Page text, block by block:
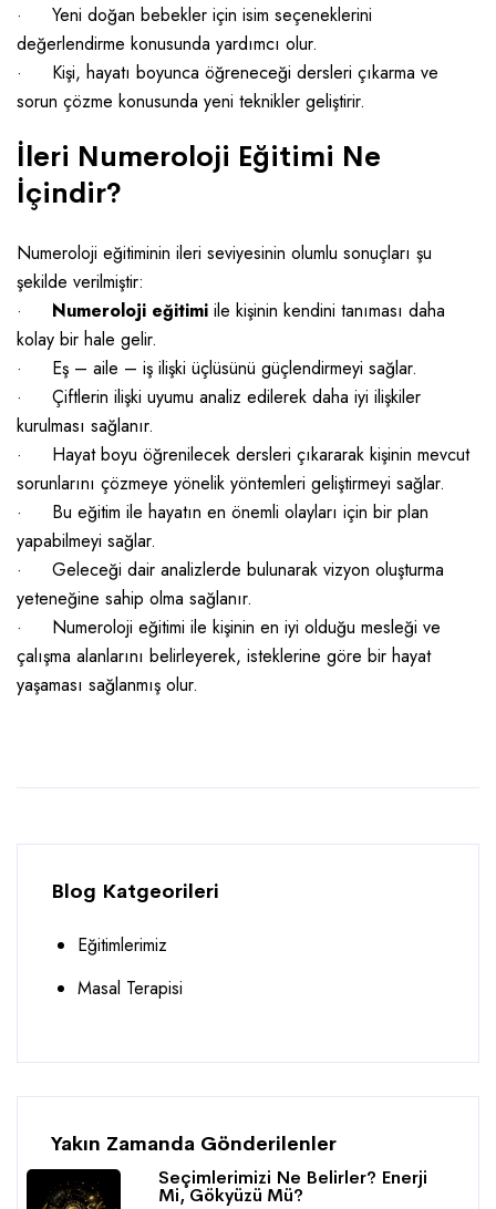
·
Yeni doğan bebekler için isim seçeneklerini
değerlendirme konusunda yardımcı olur.
·
Kişi, hayatı boyunca öğreneceği dersleri çıkarma ve
sorun çözme konusunda yeni teknikler geliştirir.
İleri Numeroloji Eğitimi Ne
İçindir?
Numeroloji eğitiminin ileri seviyesinin olumlu sonuçları şu
şekilde verilmiştir:
·
Numeroloji eğitimi ile kişinin kendini tanıması daha
kolay bir hale gelir.
·
Eş – aile – iş ilişki üçlüsünü güçlendirmeyi sağlar.
·
Çiftlerin ilişki uyumu analiz edilerek daha iyi ilişkiler
kurulması sağlanır.
·
Hayat boyu öğrenilecek dersleri çıkararak kişinin mevcut
sorunlarını çözmeye yönelik yöntemleri geliştirmeyi sağlar.
·
Bu eğitim ile hayatın en önemli olayları için bir plan
yapabilmeyi sağlar.
·
Geleceği dair analizlerde bulunarak vizyon oluşturma
yeteneğine sahip olma sağlanır.
·
Numeroloji eğitimi ile kişinin en iyi olduğu mesleği ve
çalışma alanlarını belirleyerek, isteklerine göre bir hayat
yaşaması sağlanmış olur.
Blog Katgeorileri
Eğitimlerimiz
Masal Terapisi
Yakın Zamanda Gönderilenler
Seçimlerimizi Ne Belirler? Enerji
Mi, Gökyüzü Mü?